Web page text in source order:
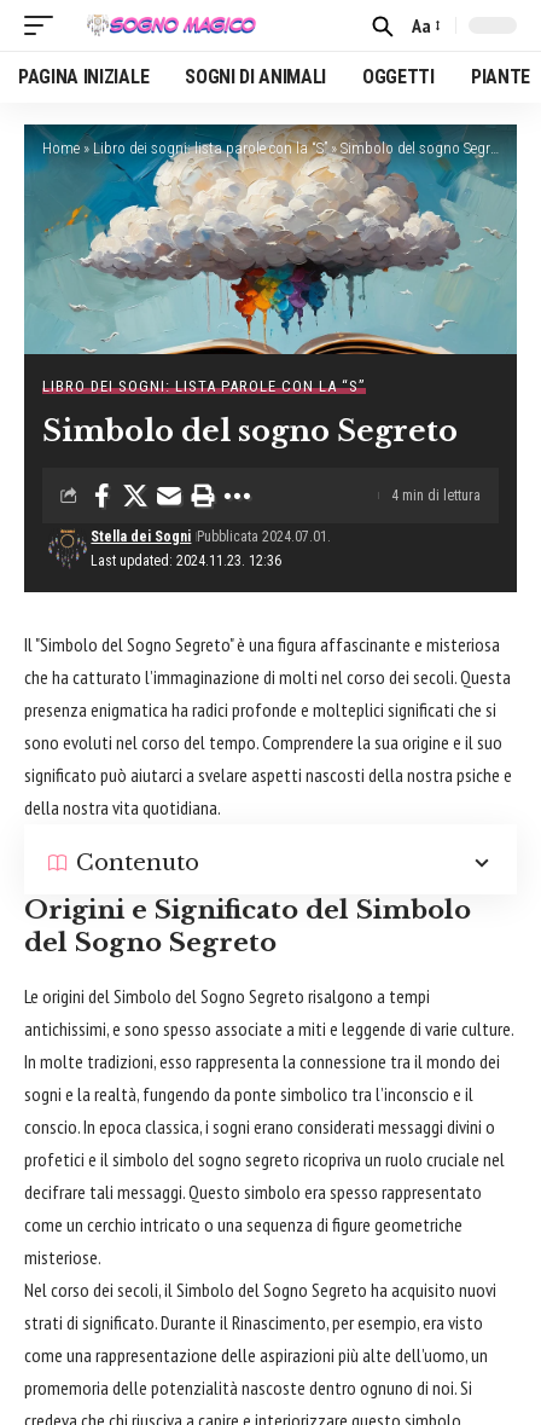
Font
Resizer
Aa
PAGINA INIZIALE SOGNI DI ANIMALI OGGETTI PIANTE
Home » Libro dei sogni: lista parole con la “S”» Simbolo del sogno Segreto
LIBRO DEI SOGNI: LISTA PAROLE CON LA “S”
Simbolo del sogno Segreto
Last updated: 2024.11.23. 12:36
Stella dei Sogni Pubblicata 2024.07.01.
4 min di lettura
Il "Simbolo del Sogno Segreto" è una figura affascinante e misteriosa
che ha catturato l’immaginazione di molti nel corso dei secoli. Questa
presenza enigmatica ha radici profonde e molteplici significati che si
sono evoluti nel corso del tempo. Comprendere la sua origine e il suo
significato può aiutarci a svelare aspetti nascosti della nostra psiche e
della nostra vita quotidiana.
Contenuto
Origini e Significato del Simbolo
del Sogno Segreto
Le origini del Simbolo del Sogno Segreto risalgono a tempi
antichissimi, e sono spesso associate a miti e leggende di varie culture.
In molte tradizioni, esso rappresenta la connessione tra il mondo dei
sogni e la realtà, fungendo da ponte simbolico tra l’inconscio e il
conscio. In epoca classica, i sogni erano considerati messaggi divini o
profetici e il simbolo del sogno segreto ricopriva un ruolo cruciale nel
decifrare tali messaggi. Questo simbolo era spesso rappresentato
come un cerchio intricato o una sequenza di figure geometriche
misteriose.
Nel corso dei secoli, il Simbolo del Sogno Segreto ha acquisito nuovi
strati di significato. Durante il Rinascimento, per esempio, era visto
come una rappresentazione delle aspirazioni più alte dell’uomo, un
promemoria delle potenzialità nascoste dentro ognuno di noi. Si
credeva che chi riusciva a capire e interiorizzare questo simbolo